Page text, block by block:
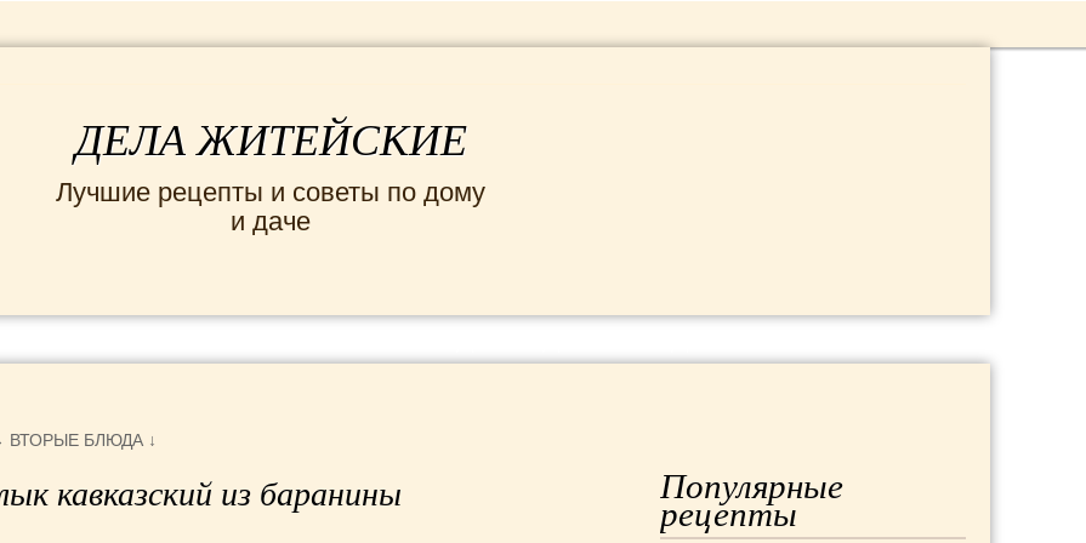
ДЕЛА ЖИТЕЙСКИЕ
Лучшие рецепты и советы по дому
и даче
ВТОРЫЕ БЛЮДА ↓
кавказский из баранины Популярные
рецепты